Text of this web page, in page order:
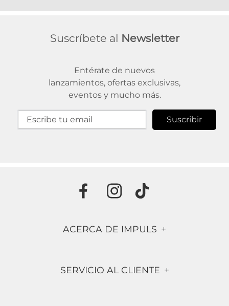
Suscríbete al Newsletter
Entérate de nuevos
lanzamientos, ofertas exclusivas,
eventos y mucho más.
Suscribir
ACERCA DE IMPULS +
SERVICIO AL CLIENTE +